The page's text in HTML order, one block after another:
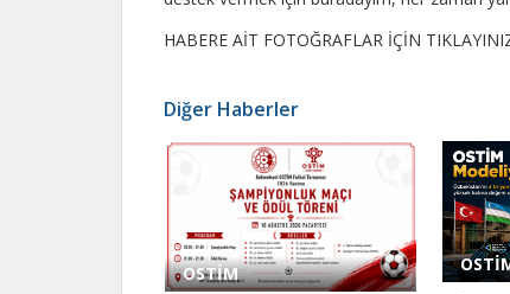
HABERE AİT FOTOĞRAFLAR İÇİN
Diğer Haberler
OSTİM